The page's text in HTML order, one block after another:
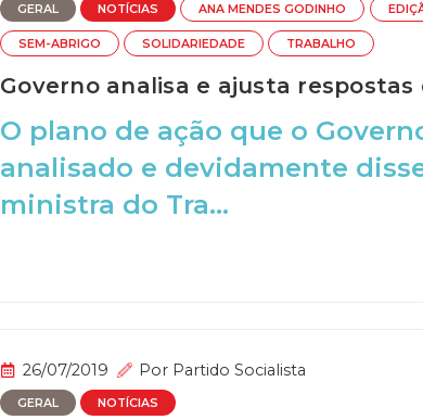
GERAL NOTÍCIAS ANA MENDES GODINHO
SEM-ABRIGO SOLIDARIEDADE TRABALHO
Governo analisa e ajusta
O plano de ação que o
analisado e devidamente
ministra do Tra...
26/07/2019 Por Partido Socialista
GERAL NOTÍCIAS